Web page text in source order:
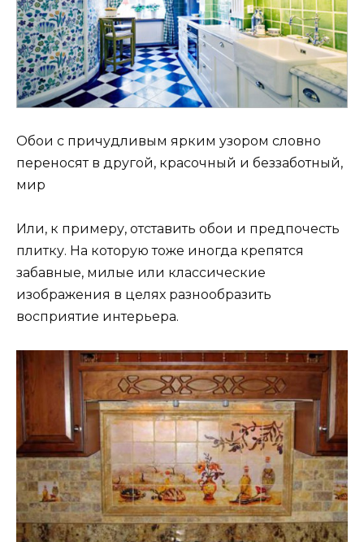
Обои с причудливым ярким узором словно
переносят в другой, красочный и беззаботный,
мир
Или, к примеру, отставить обои и предпочесть
плитку. На которую тоже иногда крепятся
забавные, милые или классические
изображения в целях разнообразить
восприятие интерьера.